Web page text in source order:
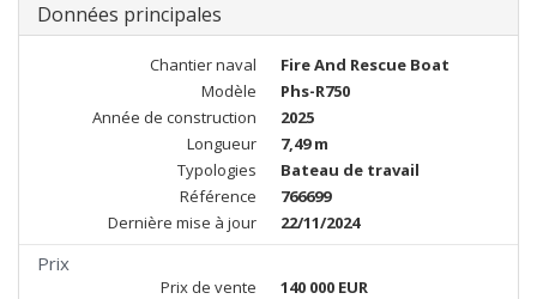
Données principales
Chantier naval
Fire And Rescue Boat
Modèle
Phs-R750
Année de construction
2025
Longueur
7,49 m
Typologies
Bateau de travail
Référence
766699
Dernière mise à jour
22/11/2024
Prix
Prix de vente
140 000 EUR